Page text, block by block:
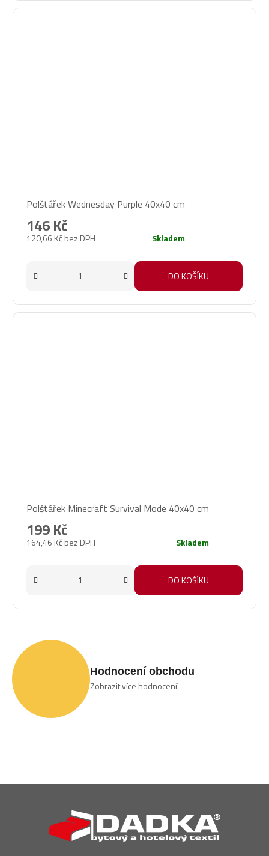
Polštářek Wednesday Purple 40x40 cm
120,66 Kč bez DPH
146 Kč
Skladem
DO KOŠÍKU
Polštářek Minecraft Survival Mode 40x40 cm
164,46 Kč bez DPH
199 Kč
Skladem
DO KOŠÍKU
Hodnocení obchodu
Zobrazit více hodnocení